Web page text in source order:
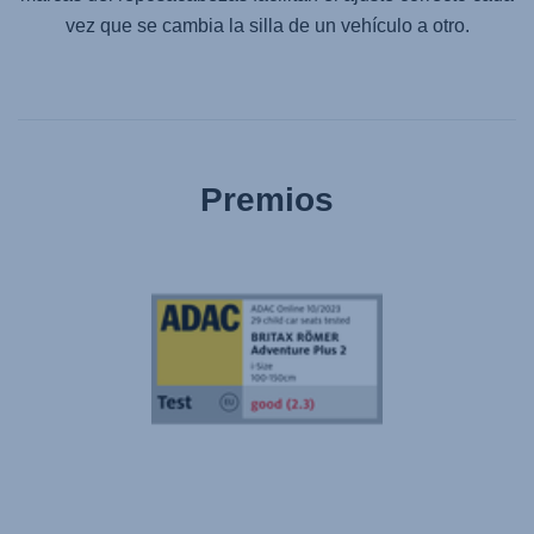
vez que se cambia la silla de un vehículo a otro.
Premios